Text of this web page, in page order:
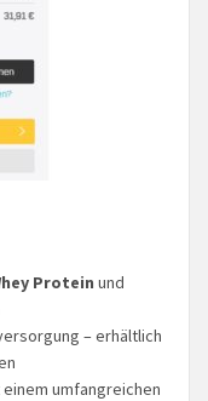
Protein und
– erhältlich
umfangreichen